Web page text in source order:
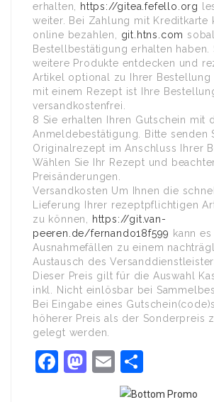
erhalten,
https://gitea.fefello.org
weiter. Bei Zahlung mit Kreditkarte
online bezahlen, git.htns.com
Bestellbestätigung erhalten haben.
weitere Produkte entdecken und
Artikel optional zu Ihrer Bestellung
mit einem Rezept ist Ihre
versandkostenfrei.
8 Sie erhalten Ihren Gutschein mit
Anmeldebestätigung. Bitte senden
Originalrezept im Anschluss Ihrer
Wählen Sie Ihr Rezept und
Preisänderungen.
Versandkosten Um Ihnen die
Lieferung Ihrer rezeptpflichtigen
zu können,
https://git.van-
peeren.de/fernando18f599 kann es
Ausnahmefällen zu einem
Austausch des
Dieser Preis gilt für die Auswahl
inkl. Nicht einlösbar bei
Bei Eingabe eines
höherer Preis als der Sonderpreis
gelegt werden.
Facebook
Mastodon
Email